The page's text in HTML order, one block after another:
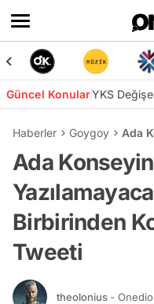
Güncel KonularYKS
Haberler Goygoy Ada
Ada
Birbirinden
Tweeti
theolonius -